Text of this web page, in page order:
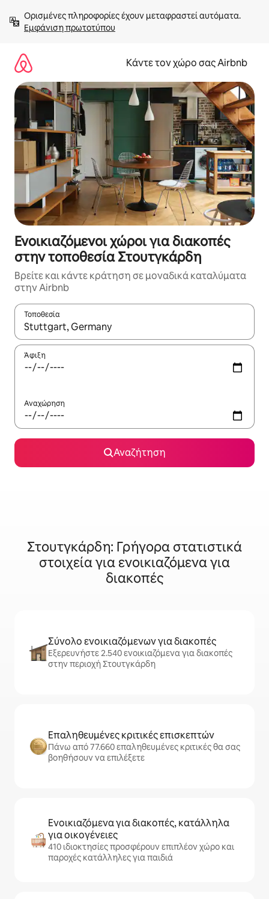
στο
περιεχόμενοΕμφάνιση πρωτοτύπου
Κάντε τον χώρο σας Airbnb
Ενοικιαζόμενοι χώροι για διακοπές
στην τοποθεσία Στουτγκάρδη
Βρείτε και κάντε κράτηση σε μοναδικά καταλύματα
στην Airbnb
Τοποθεσία
Όταν τα αποτελέσματα είναι διαθέσιμα, μπορείτε να
Άφιξη
Αναχώρηση
Αναζήτηση
Στουτγκάρδη: Γρήγορα στατιστικά
στοιχεία για ενοικιαζόμενα για
διακοπές
Σύνολο ενοικιαζόμενων για διακοπές
Εξερευνήστε 2.540 ενοικιαζόμενα για διακοπές
στην περιοχή Στουτγκάρδη
Επαληθευμένες κριτικές επισκεπτών
Πάνω από 77.660 επαληθευμένες κριτικές θα σας
βοηθήσουν να επιλέξετε
Ενοικιαζόμενα για διακοπές, κατάλληλα
για οικογένειες
410 ιδιοκτησίες προσφέρουν επιπλέον χώρο και
παροχές κατάλληλες για παιδιά